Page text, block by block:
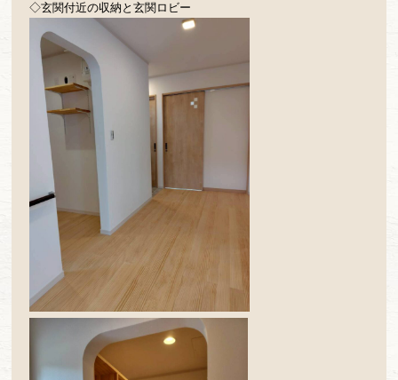
◇玄関付近の収納と玄関ロビー